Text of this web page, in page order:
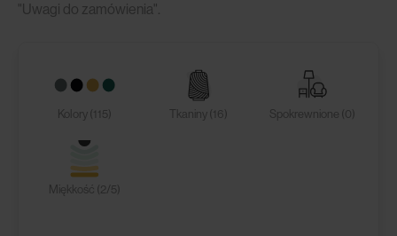
"Uwagi do zamówienia".
Kolory (115) Tkaniny (16) Spokrewnione (0)
Miękkość (2/5)